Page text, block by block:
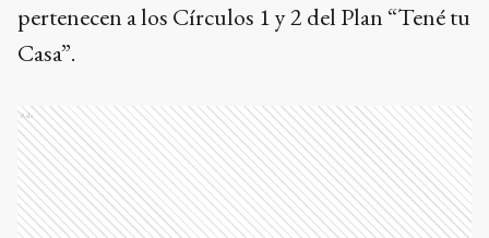
pertenecen a los Círculos 1 y 2 del Plan “Tené tu
Casa”.
Ads